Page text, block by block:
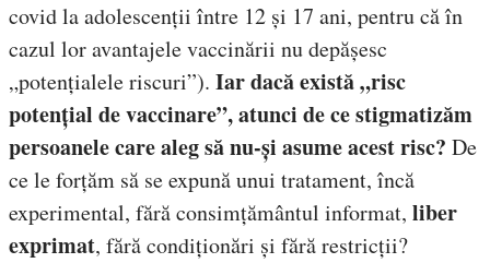
covid la adolescenții între 12 și 17 ani, pentru că în
cazul lor avantajele vaccinării nu depășesc
„potențialele riscuri”). Iar dacă există „risc
potențial de vaccinare”, atunci de ce stigmatizăm
persoanele care aleg să nu-și asume acest risc? De
ce le forțăm să se expună unui tratament, încă
experimental, fără consimțământul informat, liber
exprimat, fără condiționări și fără restricții?